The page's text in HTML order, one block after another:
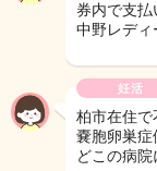
券内で支
中野レディ
妊活
柏市在住で
嚢胞卵巣症
どこの病